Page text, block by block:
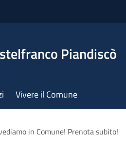
Piandiscò
Vivere il Comune
in Comune! Prenota subito!